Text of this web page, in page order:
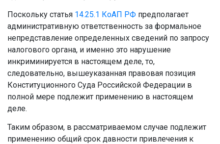
Поскольку статья 14.25.1 КоАП РФ предполагает
административную ответственность за формальное
непредставление определенных сведений по запросу
налогового органа, и именно это нарушение
инкриминируется в настоящем деле, то,
следовательно, вышеуказанная правовая позиция
Конституционного Суда Российской Федерации в
полной мере подлежит применению в настоящем
деле.
Таким образом, в рассматриваемом случае подлежит
применению общий срок давности привлечения к